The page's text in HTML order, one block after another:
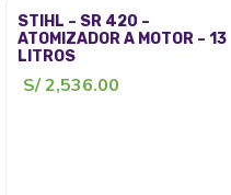
era:
S/ 1,400.00.
STIHL – SR 420 –
ATOMIZADOR A MOTOR – 13
LITROS
S/2,536.00